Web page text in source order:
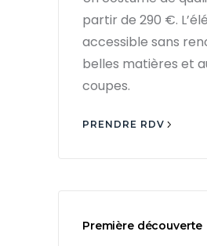
partir de 290 €.
accessible sans
belles matières et
coupes.
PRENDRE RDV
Première découverte